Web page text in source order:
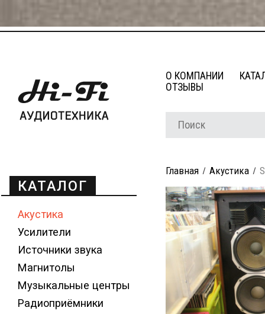
О КОМПАНИИ
ОТЗЫВЫ
КАТАЛОГ
Акустика
Усилители
Источники звука
Магнитолы
Музыкальные центры
Радиоприёмники
Главная Акустика